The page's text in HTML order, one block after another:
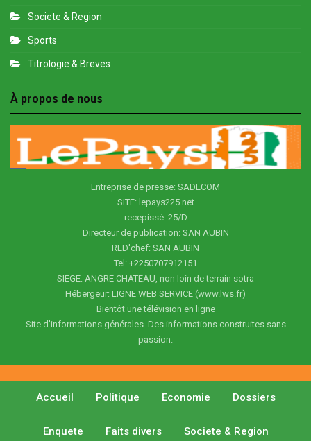
Societe & Region
Sports
Titrologie & Breves
À propos de nous
Entreprise de presse: SADECOM
SITE: lepays225.net
recepissé: 25/D
Directeur de publication: SAN AUBIN
RED'chef: SAN AUBIN
Tel: +2250707912151
SIEGE: ANGRE CHATEAU, non loin de terrain sotra
Hébergeur: LIGNE WEB SERVICE (www.lws.fr)
Bientôt une télévision en ligne
Site d'informations générales. Des informations construites sans
passion.
Accueil Politique Economie Dossiers
Enquete Faits divers Societe & Region